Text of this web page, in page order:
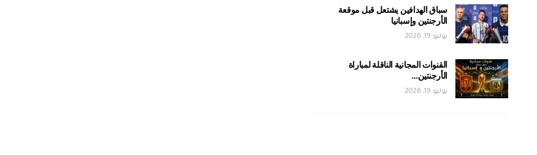
سباق الهدافين يشتعل قبل موقعة
الأرجنتين وإسبانيا
يوليو 19, 2026
القنوات المجانية الناقلة لمباراة
الأرجنتين…
يوليو 19, 2026